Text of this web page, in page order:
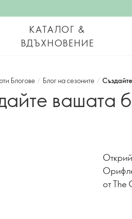
КАТАЛОГ &
ВДЪХНОВЕНИЕ
Блогове / Блог на сезоните /
вашата
от The